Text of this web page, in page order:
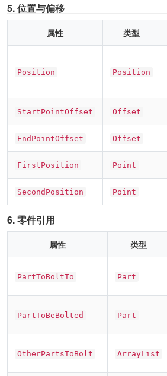
5. 位置与偏移
属性 类型
Position Position
StartPointOffset Offset
EndPointOffset Offset
FirstPosition Point
SecondPosition Point
6. 零件引用
属性 类型
PartToBoltTo Part
PartToBeBolted Part
OtherPartsToBolt ArrayList